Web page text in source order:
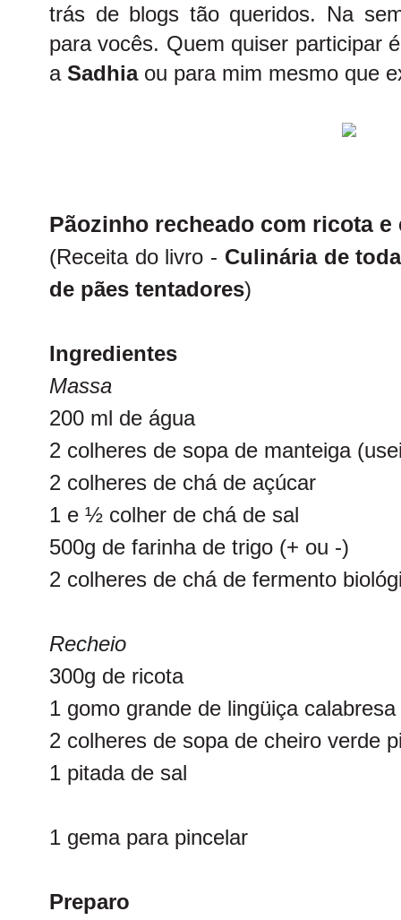
trás de blogs tão queridos. Na
para vocês. Quem quiser participar
a Sadhiaou para mim mesmo que
Pãozinho recheado com ricota e
(Receita do livro - Culinária de
de pães tentadores)
Ingredientes
Massa
200 ml de água
2 colheres de sopa de manteiga
2 colheres de chá de açúcar
1 e ½ colher de chá de sal
500g de farinha de trigo (+ ou -)
2 colheres de chá de fermento
Recheio
300g de ricota
1 gomo grande de lingüiça
2 colheres de sopa de cheiro verde
1 pitada de sal
1 gema para pincelar
Preparo